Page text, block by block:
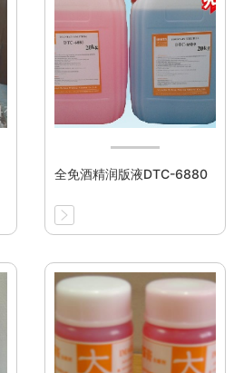
全免酒精润版液DTC-6880